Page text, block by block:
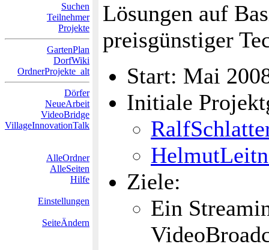
Suchen
Teilnehmer
Projekte
GartenPlan
DorfWiki
OrdnerProjekte_alt
Dörfer
NeueArbeit
VideoBridge
VillageInnovationTalk
AlleOrdner
AlleSeiten
Hilfe
Einstellungen
SeiteÄndern
Lösungen auf
preisgünstiger
Start: Mai
Initiale
Ziele:
Ein